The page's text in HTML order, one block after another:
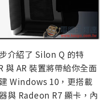
介紹了 Silon Q 的特
與 AR 裝置將帶給你全面
Windows 10，更搭載
與 Radeon R7 顯卡，內